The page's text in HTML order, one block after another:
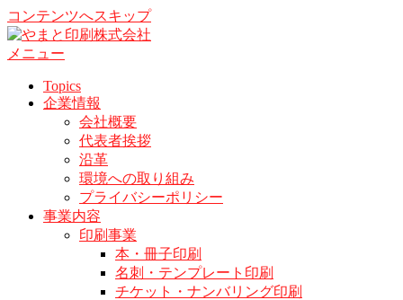
コンテンツへスキップ
メニュー
Topics
企業情報
会社概要
代表者挨拶
沿革
環境への取り組み
プライバシーポリシー
事業内容
印刷事業
本・冊子印刷
名刺・テンプレート印刷
チケット・ナンバリング印刷